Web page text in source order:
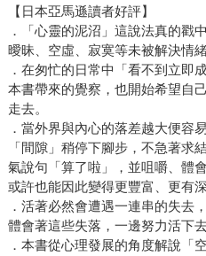
【日本亞馬遜讀者好評】
．「心靈的泥沼」這說法真的戳
曖昧、空虛、寂寞等未被解決情
．在匆忙的日常中「看不到立即
本書帶來的覺察，也開始希望自
走去。
．當外界與內心的落差越大便容
「間隙」稍停下腳步，不急著求
氣說句「算了啦」，並咀嚼、
或許也能因此變得更豐富、更有深
．活著必然會遭遇一連串的失去
體會著這些失落，一邊努力活下
．本書從心理發展的角度解說「